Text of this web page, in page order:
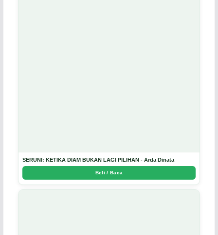
SERUNI: KETIKA DIAM BUKAN LAGI PILIHAN - Arda Dinata
Beli / Baca